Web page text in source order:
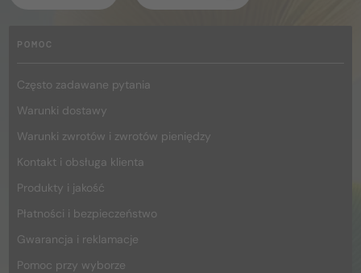
POMOC
Często zadawane pytania
Warunki dostawy
Warunki zwrotów i zwrotów pieniędzy
Kontakt i obsługa klienta
Produkty i jakość
Płatności i bezpieczeństwo
Gwarancja i reklamacje
Pomoc przy wyborze